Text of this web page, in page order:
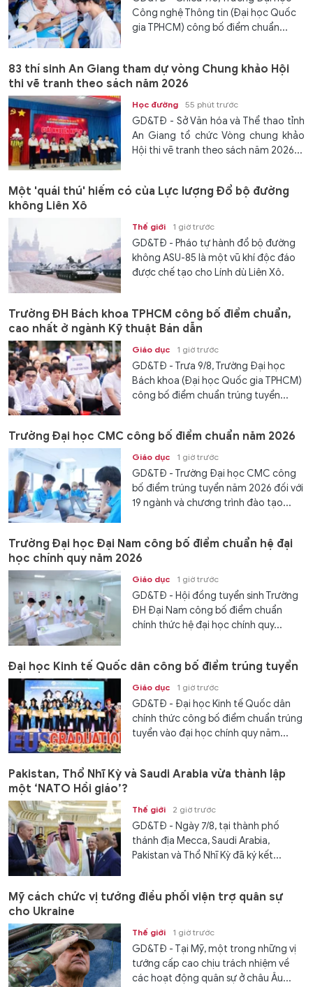
Công nghệ Thông tin (Đại học Quốc
gia TPHCM) công bố điểm chuẩn...
83 thí sinh An Giang tham dự vòng Chung khảo Hội
thi vẽ tranh theo sách năm 2026
Học đường 55 phút trước
GD&TĐ - Sở Văn hóa và Thể thao tỉnh
An Giang tổ chức Vòng chung khảo
Hội thi vẽ tranh theo sách năm 2026...
Một 'quái thú' hiếm có của Lực lượng Đổ bộ đường
không Liên Xô
Thế giới 1 giờ trước
GD&TĐ - Pháo tự hành đổ bộ đường
không ASU-85 là một vũ khí độc đáo
được chế tạo cho Lính dù Liên Xô.
Trường ĐH Bách khoa TPHCM công bố điểm chuẩn,
cao nhất ở ngành Kỹ thuật Bán dẫn
Giáo dục 1 giờ trước
GD&TĐ - Trưa 9/8, Trường Đại học
Bách khoa (Đại học Quốc gia TPHCM)
công bố điểm chuẩn trúng tuyển...
Trường Đại học CMC công bố điểm chuẩn năm 2026
Giáo dục 1 giờ trước
GD&TĐ - Trường Đại học CMC công
bố điểm trúng tuyển năm 2026 đối với
19 ngành và chương trình đào tạo...
Trường Đại học Đại Nam công bố điểm chuẩn hệ đại
học chính quy năm 2026
Giáo dục 1 giờ trước
GD&TĐ - Hội đồng tuyển sinh Trường
ĐH Đại Nam công bố điểm chuẩn
chính thức hệ đại học chính quy...
Đại học Kinh tế Quốc dân công bố điểm trúng tuyển
Giáo dục 1 giờ trước
GD&TĐ - Đại học Kinh tế Quốc dân
chính thức công bố điểm chuẩn trúng
tuyển vào đại học chính quy năm...
Pakistan, Thổ Nhĩ Kỳ và Saudi Arabia vừa thành lập
một ‘NATO Hồi giáo’?
Thế giới 2 giờ trước
GD&TĐ - Ngày 7/8, tại thành phố
thánh địa Mecca, Saudi Arabia,
Pakistan và Thổ Nhĩ Kỳ đã ký kết...
Mỹ cách chức vị tướng điều phối viện trợ quân sự
cho Ukraine
Thế giới 1 giờ trước
GD&TĐ - Tại Mỹ, một trong những vị
tướng cấp cao chịu trách nhiệm về
các hoạt động quân sự ở châu Âu...